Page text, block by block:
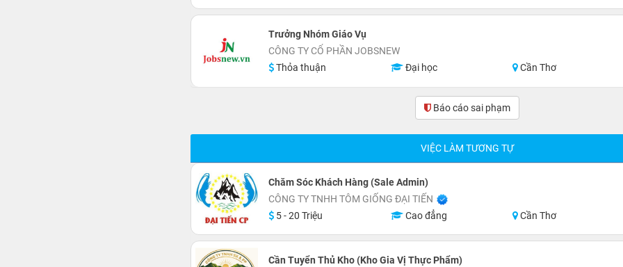
Trưởng Nhóm Giáo Vụ
CÔNG TY CỔ PHẦN JOBSNEW
Thỏa thuận
Đại học Cần Thơ
Báo cáo sai phạm(0)
VIỆC LÀM TƯƠNG TỰ
Chăm Sóc Khách Hàng (Sale Admin)
CÔNG TY TNHH TÔM GIỐNG ĐẠI TIẾN
5 - 20 Triệu
Cao đẳng Cần Thơ
Cần Tuyển Thủ Kho (Kho Gia Vị Thực Phẩm)